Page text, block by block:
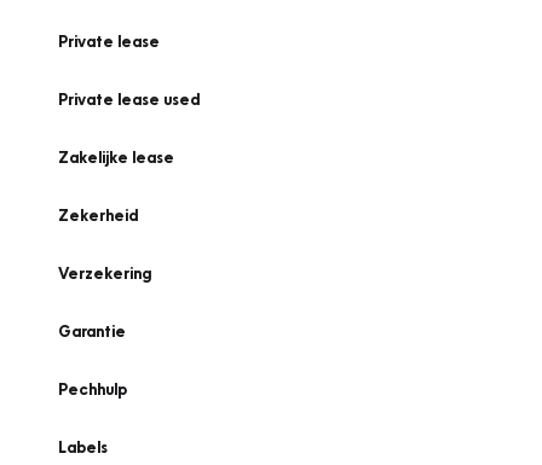
Private lease
Private lease used
Zakelijke lease
Zekerheid
Verzekering
Garantie
Pechhulp
Labels